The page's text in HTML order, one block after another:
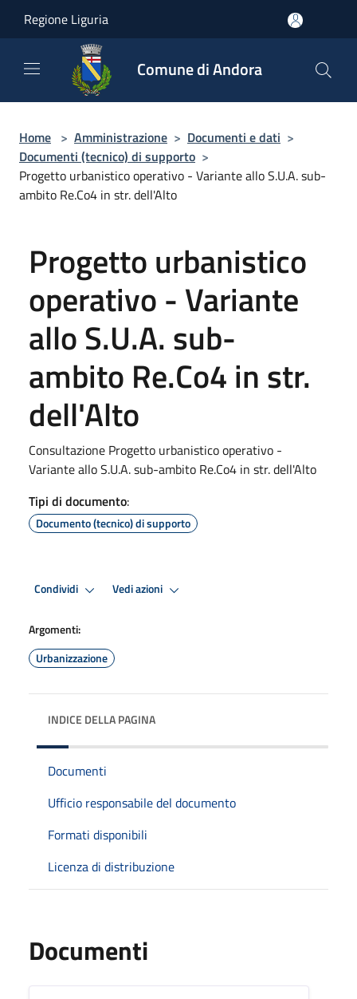
Regione Liguria
Comune di Andora
Home > Amministrazione > Documenti e dati >
Documenti (tecnico) di supporto >
Progetto urbanistico operativo - Variante allo S.U.A. sub-
ambito Re.Co4 in str. dell'Alto
Progetto urbanistico
operativo - Variante
allo S.U.A. sub-
ambito Re.Co4 in str.
dell'Alto
Consultazione Progetto urbanistico operativo -
Variante allo S.U.A. sub-ambito Re.Co4 in str. dell'Alto
Tipi di documento:
Documento (tecnico) di supporto
Condividi Vedi azioni
Argomenti:
Urbanizzazione
INDICE DELLA PAGINA
Documenti
Ufficio responsabile del documento
Formati disponibili
Licenza di distribuzione
Documenti